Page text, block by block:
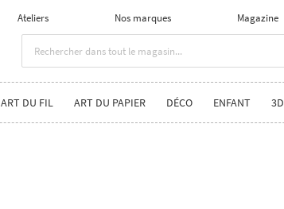
Ateliers Nos marques Magazine
ART DU FIL ART DU PAPIER DÉCO ENFANT 3D